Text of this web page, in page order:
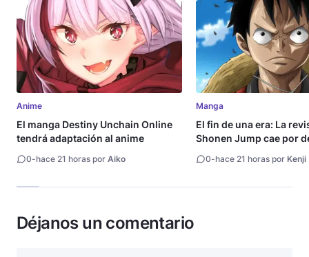
Anime
El manga Destiny Unchain Online
tendrá adaptación al anime
0-hace 21 horas por Aiko
Manga
El fin de una era: La
Shonen Jump cae por
0-hace 21 horas por Kenji
Déjanos un comentario